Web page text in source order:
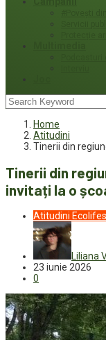
Home
Atitudini
Tinerii din
Tinerii din
invitați la o
Atitudini
Liliana
23 iunie 2026
0